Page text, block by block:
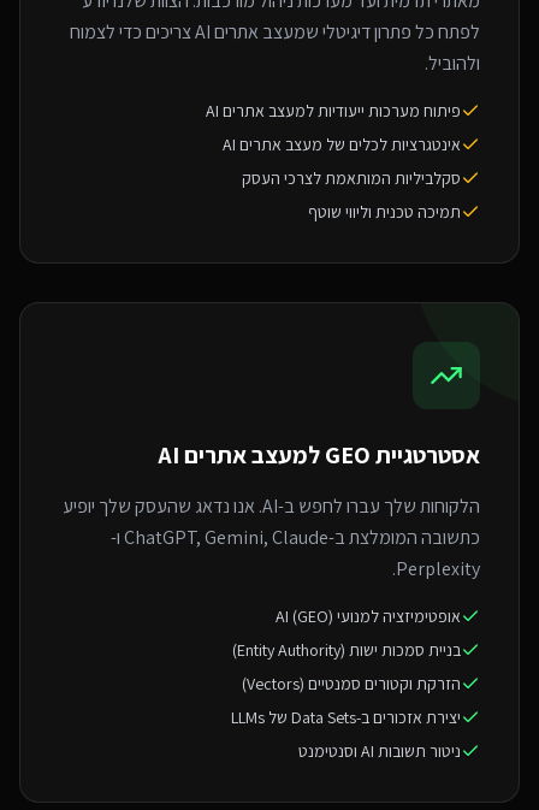
לפתח כל פתרון דיגיטלי שמעצב אתרים AI צריכים כדי לצמוח
ולהוביל.
פיתוח מערכות ייעודיות למעצב אתרים AI
אינטגרציות לכלים של מעצב אתרים AI
סקלביליות המותאמת לצרכי העסק
תמיכה טכנית וליווי שוטף
אסטרטגיית GEO ל מעצב אתרים AI
הלקוחות שלך עברו לחפש ב-AI. אנו נדאג שהעסק שלך יופיע
כתשובה המומלצת ב-ChatGPT, Gemini, Claude ו-
Perplexity.
אופטימיזציה למנועי AI (GEO)
בניית סמכות ישות (Entity Authority)
הזרקת וקטורים סמנטיים (Vectors)
יצירת אזכורים ב-Data Sets של LLMs
ניטור תשובות AI וסנטימנט